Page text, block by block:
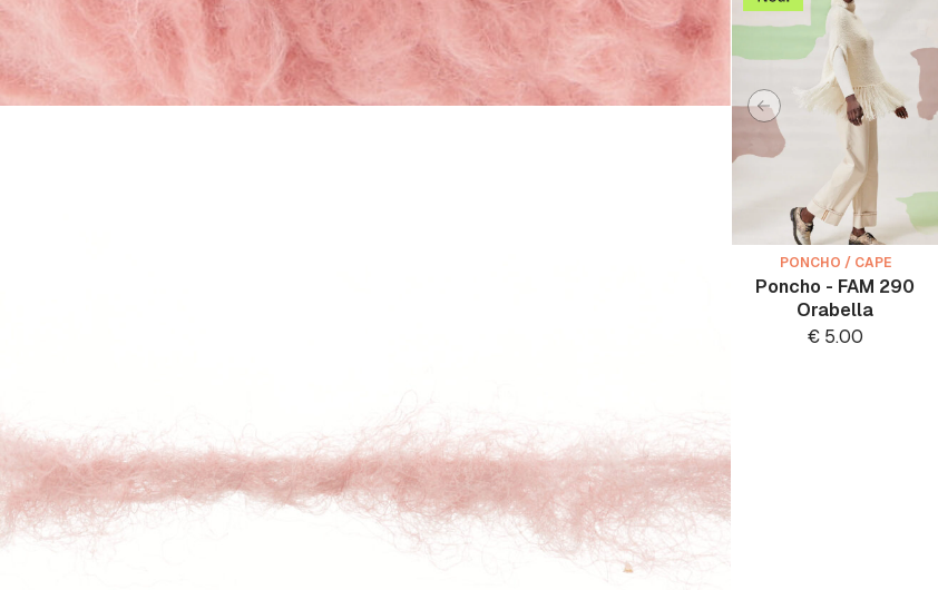
PONCHO / CAPE
Poncho - FAM 290
Orabella
€ 5.00